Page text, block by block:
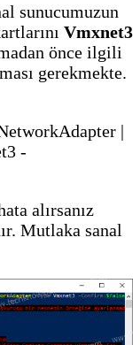
sunucumuzun
Vmxnet3
önce ilgili
gerekmekte.
|
-
alırsanız
Mutlaka sanal